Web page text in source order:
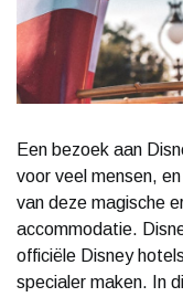
Een bezoek aan
voor veel mensen,
van deze magische
accommodatie.
officiële Disney
specialer maken. In